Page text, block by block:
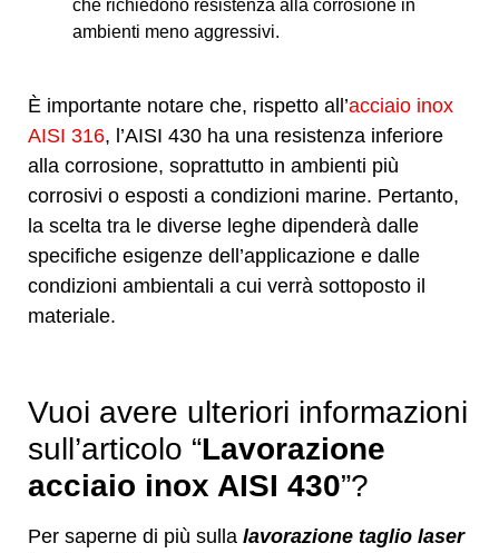
che richiedono resistenza alla corrosione in
ambienti meno aggressivi.
È importante notare che, rispetto all’acciaio inox
AISI 316, l’AISI 430 ha una resistenza inferiore
alla corrosione, soprattutto in ambienti più
corrosivi o esposti a condizioni marine. Pertanto,
la scelta tra le diverse leghe dipenderà dalle
specifiche esigenze dell’applicazione e dalle
condizioni ambientali a cui verrà sottoposto il
materiale.
Vuoi avere ulteriori informazioni
sull’articolo “Lavorazione
acciaio inox AISI 430”?
Per saperne di più sulla lavorazione taglio laser